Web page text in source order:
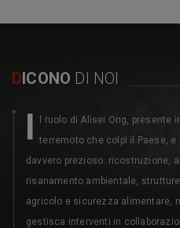
DICONO DI NOI
I
l ruolo di Alisei Ong, presente
terremoto che colpì il Paese,
davvero prezioso: ricostruzione,
risanamento ambientale,
agricolo e sicurezza alimentare,
gestisca interventi in